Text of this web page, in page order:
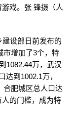
戏。张 锋摄（人
设部日前发布的
市增加了3个，特
1082.44万，武汉
到1002.1万，
合肥城区总人口达
人的门槛，成为特